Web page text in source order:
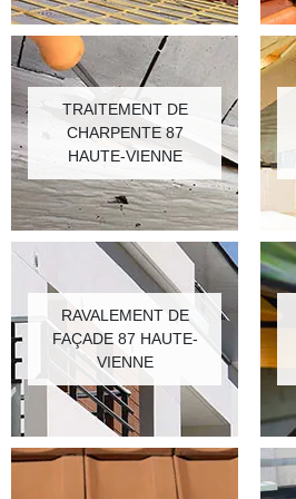
TRAITEMENT DE
CHARPENTE 87
HAUTE-VIENNE
RAVALEMENT DE
FAÇADE 87 HAUTE-
VIENNE